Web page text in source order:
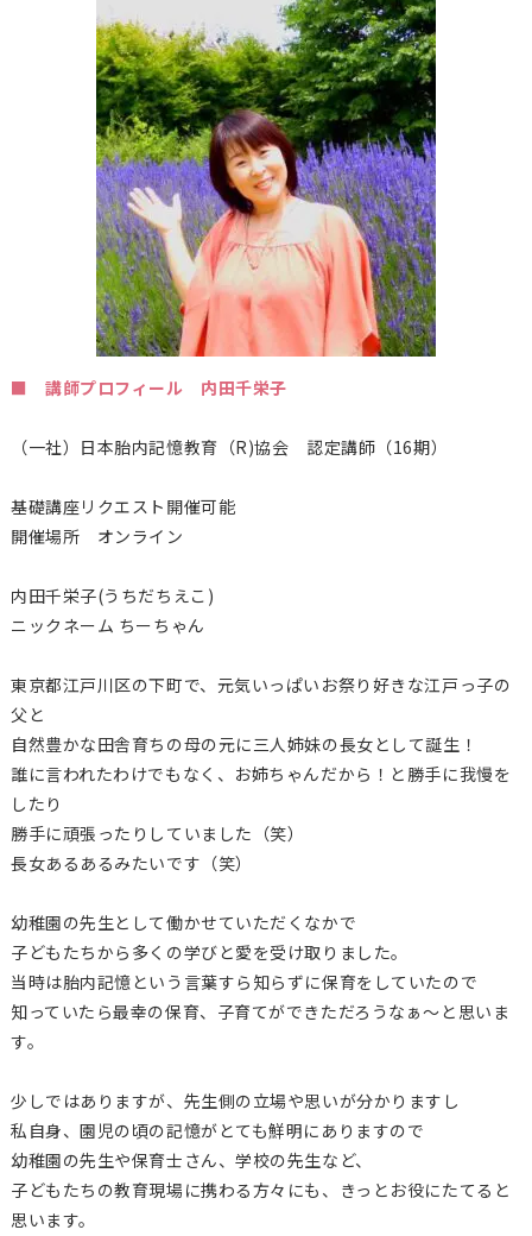
■ 講師プロフィール 内田千栄子
（一社）日本胎内記憶教育（R)協会 認定講師（16期）
基礎講座リクエスト開催可能
開催場所 オンライン
内田千栄子(うちだちえこ)
ニックネーム ちーちゃん
東京都江戸川区の下町で、元気いっぱいお祭り好きな江戸っ子の
父と
自然豊かな田舎育ちの母の元に三人姉妹の長女として誕生！
誰に言われたわけでもなく、お姉ちゃんだから！と勝手に我慢を
したり
勝手に頑張ったりしていました（笑）
長女あるあるみたいです（笑）
幼稚園の先生として働かせていただくなかで
子どもたちから多くの学びと愛を受け取りました。
当時は胎内記憶という言葉すら知らずに保育をしていたので
知っていたら最幸の保育、子育てができただろうなぁ～と思いま
す。
少しではありますが、先生側の立場や思いが分かりますし
私自身、園児の頃の記憶がとても鮮明にありますので
幼稚園の先生や保育士さん、学校の先生など、
子どもたちの教育現場に携わる方々にも、きっとお役にたてると
思います。